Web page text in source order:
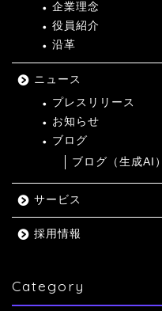
企業理念
役員紹介
沿革
ニュース
プレスリリース
お知らせ
ブログ
ブログ（生成AI）
サービス
採用情報
Category